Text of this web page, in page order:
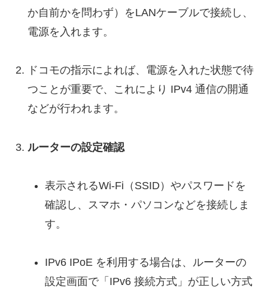
か自前かを問わず）をLANケーブルで接続し、
電源を入れます。
ドコモの指示によれば、電源を入れた状態で待
つことが重要で、これにより IPv4 通信の開通
などが行われます。
ルーターの設定確認
表示されるWi-Fi（SSID）やパスワードを
確認し、スマホ・パソコンなどを接続しま
す。
IPv6 IPoE を利用する場合は、ルーターの
設定画面で「IPv6 接続方式」が正しい方式